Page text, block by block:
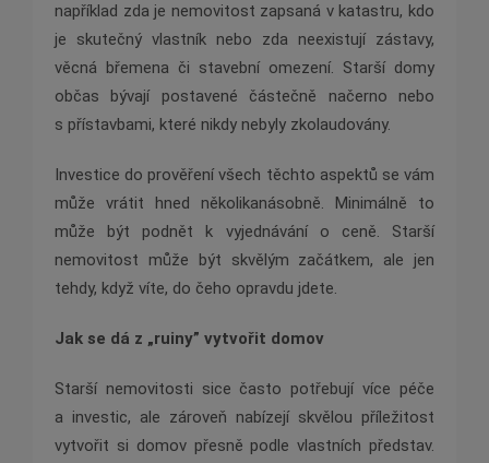
například zda je nemovitost zapsaná v katastru, kdo
je skutečný vlastník nebo zda neexistují zástavy,
věcná břemena či stavební omezení. Starší domy
občas bývají postavené částečně načerno nebo
s přístavbami, které nikdy nebyly zkolaudovány.
Investice do prověření všech těchto aspektů se vám
může vrátit hned několikanásobně. Minimálně to
může být podnět k vyjednávání o ceně. Starší
nemovitost může být skvělým začátkem, ale jen
tehdy, když víte, do čeho opravdu jdete.
Jak se dá z „ruiny” vytvořit domov
Starší nemovitosti sice často potřebují více péče
a investic, ale zároveň nabízejí skvělou příležitost
vytvořit si domov přesně podle vlastních představ.